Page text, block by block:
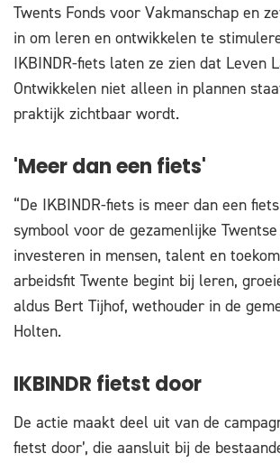
Twents Fonds voor Vakmanschap en
in om leren en ontwikkelen te
IKBINDR-fiets laten ze zien dat Leven
Ontwikkelen niet alleen in plannen
praktijk zichtbaar wordt.
'Meer dan een fiets'
“De IKBINDR-fiets is meer dan een
symbool voor de gezamenlijke
investeren in mensen, talent en
arbeidsfit Twente begint bij leren,
aldus Bert Tijhof, wethouder in de
Holten.
IKBINDR fietst door
De actie maakt deel uit van de
fietst door’, die aansluit bij de